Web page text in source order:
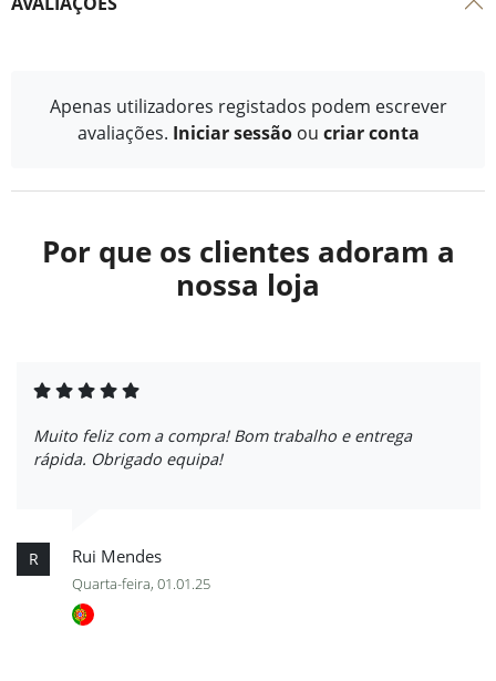
Apenas utilizadores registados podem escrever
avaliações. Iniciar sessão ou criar conta
Por que os clientes adoram a
nossa loja
Muito feliz com a compra! Bom trabalho e entrega
rápida. Obrigado equipa!
R Rui Mendes
Quarta-feira, 01.01.25